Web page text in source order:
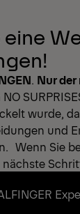
. Nur
wurde,
und
Wenn Sie